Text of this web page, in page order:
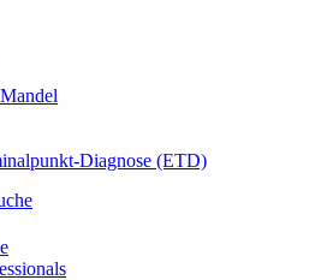
Diagnose (ETD)